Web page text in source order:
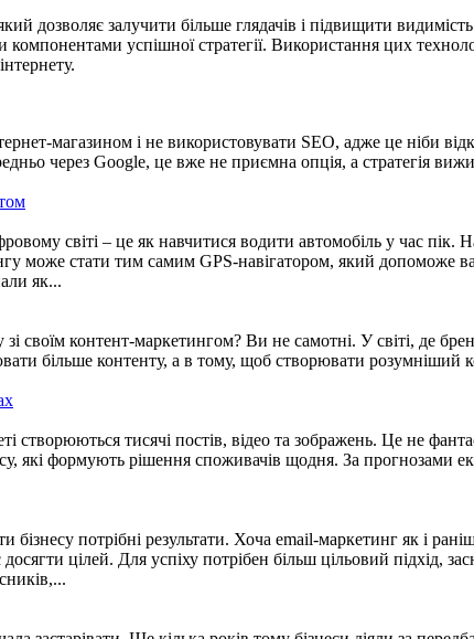
дозволяє залучити більше глядачів і підвищити
компонентами успішної стратегії. Використання цих
магазином і не використовувати SEO, адже це ніби
через Google, це вже не приємна опція, а стратегія
світі – це як навчитися водити автомобіль у час
може стати тим самим GPS-навігатором, який допоможе
як...
своїм контент-маркетингом? Ви не самотні. У світі, де
більше контенту, а в тому, щоб створювати розумніший
створюються тисячі постів, відео та зображень. Це не
які формують рішення споживачів щодня. За прогнозами
бізнесу потрібні результати. Хоча email-маркетинг як і
цілей. Для успіху потрібен більш цільовий підхід,